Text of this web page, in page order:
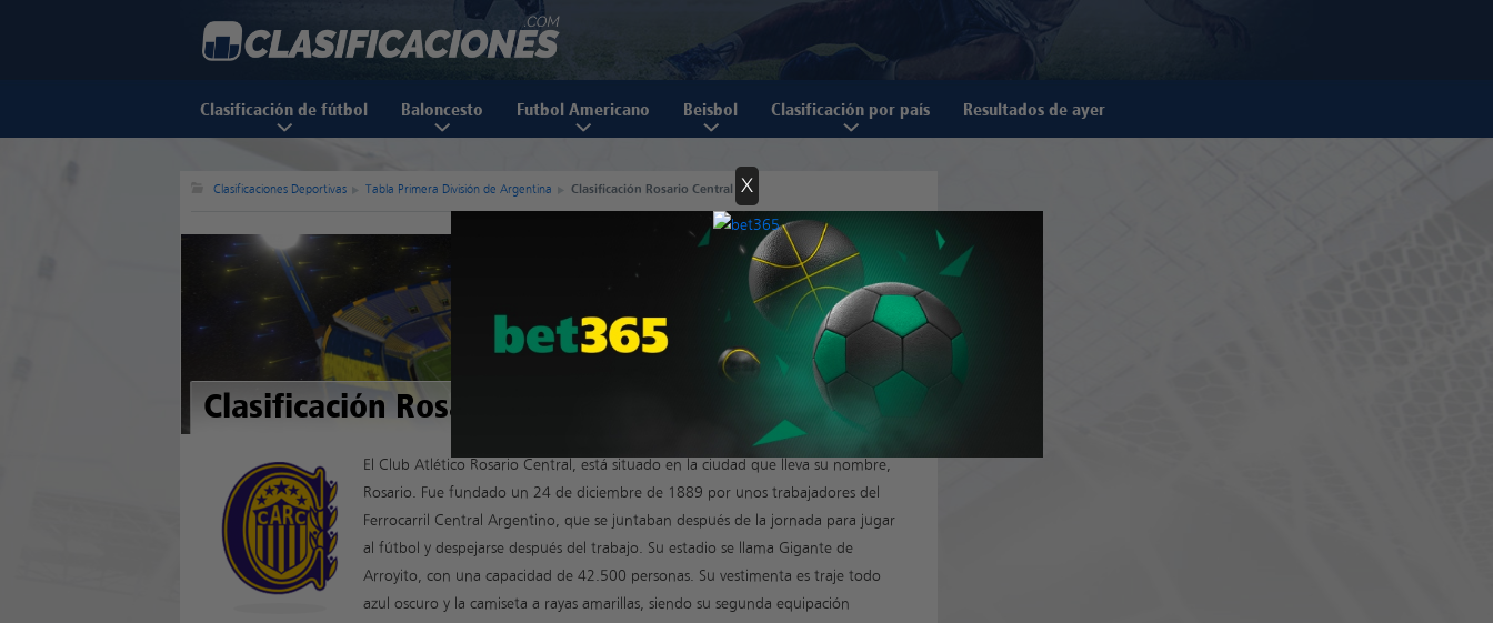
Clasificación de fútbol Baloncesto Futbol Americano Beisbol Clasificación por país Resultados de ayer
Clasificaciones Deportivas Tabla Primera División de Argentina Clasificación Rosario Central
Clasificación Rosario Central
El Club Atlético Rosario Central, está situado en la ciudad que lleva su nombre,
Rosario. Fue fundado un 24 de diciembre de 1889 por unos trabajadores del
Ferrocarril Central Argentino, que se juntaban después de la jornada para jugar
al fútbol y despejarse después del trabajo. Su estadio se llama Gigante de
Arroyito, con una capacidad de 42.500 personas. Su vestimenta es traje todo
azul oscuro y la camiseta a rayas amarillas, siendo su segunda equipación
X